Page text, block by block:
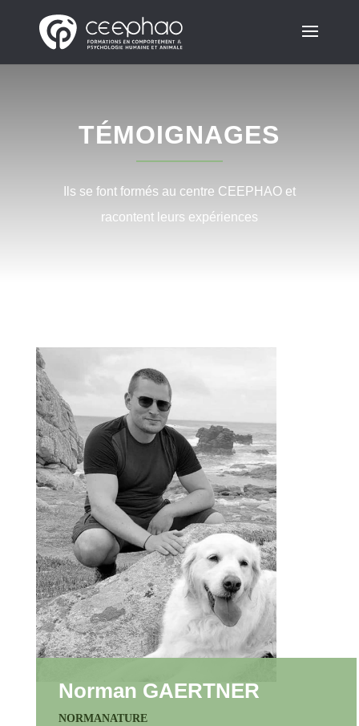
TÉMOIGNAGES
Ils se font formés au centre CEEPHAO et
racontent leurs expériences
Norman GAERTNER
NORMANATURE